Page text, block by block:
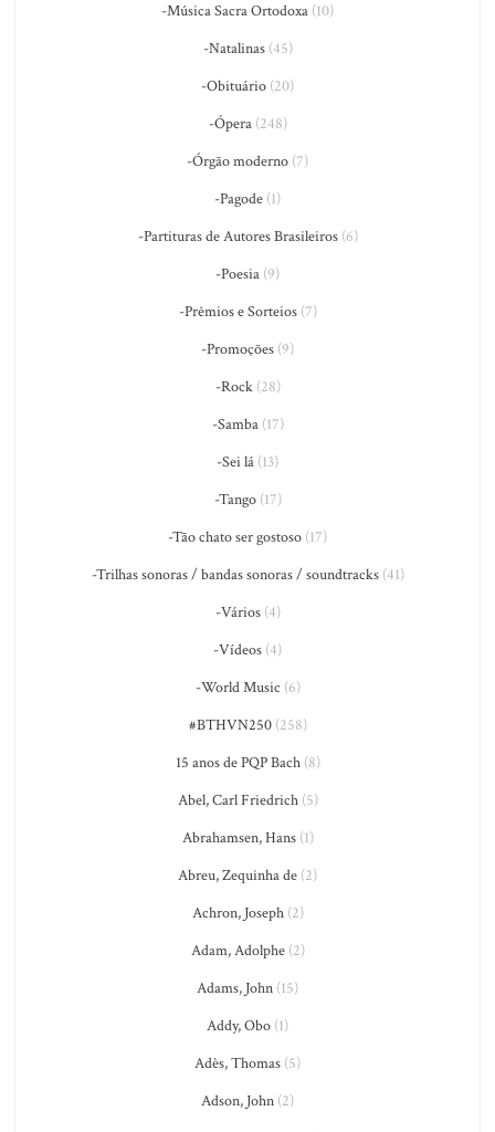
-Música Sacra Ortodoxa (10)
-Natalinas(45)
-Obituário (20)
-Ópera(248)
-Órgão moderno (7)
-Pagode (1)
-Partituras de Autores Brasileiros(6)
-Poesia (9)
-Prêmios e Sorteios(7)
-Promoções (9)
-Rock(28)
-Samba(17)
-Sei lá (13)
-Tango(17)
-Tão chato ser gostoso (17)
-Trilhas sonoras / bandas sonoras / soundtracks(41)
-Vários(4)
-Vídeos (4)
-World Music (6)
#BTHVN250(258)
15 anos de PQP Bach(8)
Abel, Carl Friedrich(5)
Abrahamsen, Hans(1)
Abreu, Zequinha de (2)
Achron, Joseph(2)
Adam, Adolphe(2)
Adams, John (15)
Addy, Obo (1)
Adès, Thomas (5)
Adson, John (2)